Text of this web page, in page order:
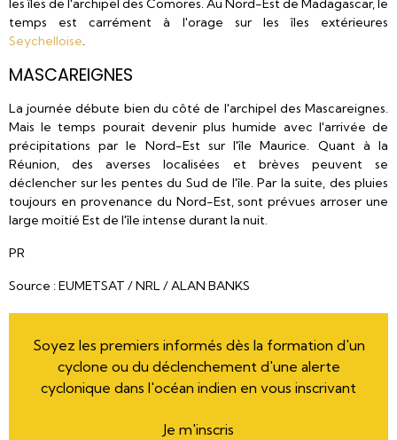
les îles de l'archipel des Comores. Au Nord-Est de Madagascar, le
temps est carrément à l'orage sur les îles extérieures
Seychelloise.
MASCAREIGNES
La journée débute bien du côté de l'archipel des Mascareignes.
Mais le temps pourait devenir plus humide avec l'arrivée de
précipitations par le Nord-Est sur l'île Maurice. Quant à la
Réunion, des averses localisées et brèves peuvent se
déclencher sur les pentes du Sud de l'île. Par la suite, des pluies
toujours en provenance du Nord-Est, sont prévues arroser une
large moitié Est de l'île intense durant la nuit.
PR
Source : EUMETSAT / NRL / ALAN BANKS
Soyez les premiers informés dès la formation d'un
cyclone ou du déclenchement d'une alerte
cyclonique dans l'océan indien en vous inscrivant
Je m'inscris